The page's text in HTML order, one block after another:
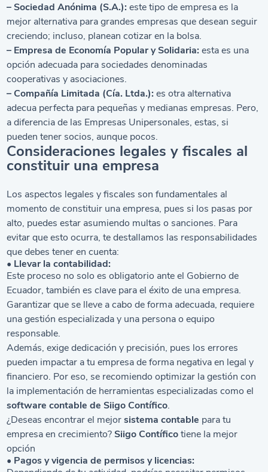
– Sociedad Anónima (S.A.): este tipo de empresa es la
mejor alternativa para grandes empresas que desean seguir
creciendo; incluso, planean cotizar en la bolsa.
– Empresa de Economía Popular y Solidaria: esta es una
opción adecuada para sociedades denominadas
cooperativas y asociaciones.
– Compañía Limitada (Cía. Ltda.): es otra alternativa
adecua perfecta para pequeñas y medianas empresas. Pero,
a diferencia de las Empresas Unipersonales, estas, si
pueden tener socios, aunque pocos.
Consideraciones legales y fiscales al
constituir una empresa
Los aspectos legales y fiscales son fundamentales al
momento de constituir una empresa, pues si los pasas por
alto, puedes estar asumiendo multas o sanciones. Para
evitar que esto ocurra, te destallamos las responsabilidades
que debes tener en cuenta:
• Llevar la contabilidad:
Este proceso no solo es obligatorio ante el Gobierno de
Ecuador, también es clave para el éxito de una empresa.
Garantizar que se lleve a cabo de forma adecuada, requiere
una gestión especializada y una persona o equipo
responsable.
Además, exige dedicación y precisión, pues los errores
pueden impactar a tu empresa de forma negativa en legal y
financiero. Por eso, se recomiendo optimizar la gestión con
la implementación de herramientas especializadas como el
software contable de Siigo Contífico.
¿Deseas encontrar el mejorsistema contable para tu
empresa en crecimiento?Siigo Contíficotiene la mejor
opción
• Pagos y vigencia de permisos y licencias: